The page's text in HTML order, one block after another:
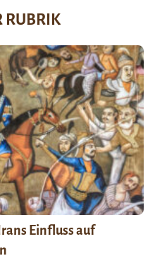
RUBRIK
Einfluss auf